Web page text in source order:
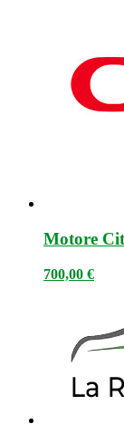
Motore
700,00 €